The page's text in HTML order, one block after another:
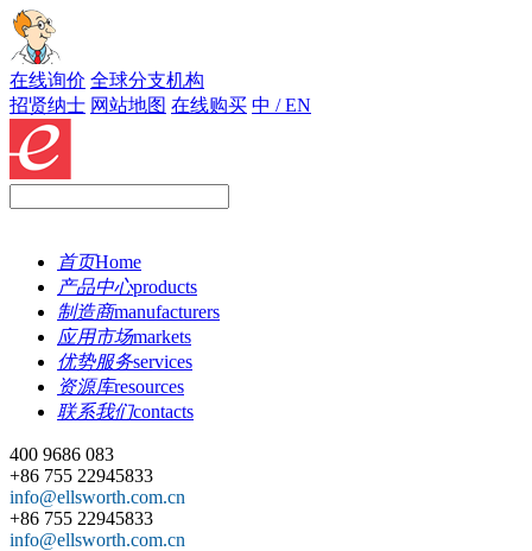
在线询价 全球分支机构
招贤纳士 网站地图 在线购买 中 / EN
首页Home
产品中心products
制造商manufacturers
应用市场markets
优势服务services
资源库resources
联系我们contacts
400 9686 083
+86 755 22945833
info@ellsworth.com.cn
+86 755 22945833
info@ellsworth.com.cn